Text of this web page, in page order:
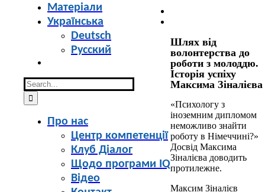
Матеріали
Українська
Deutsch
Русский
Search
for:
Про нас
Центр компетенції
Клуб Діалог
Щодо програми IQ
Відео
Шлях від
волонтерства до
роботи з молоддю.
Історія успіху
Максима Зіналієва
«Психологу з
іноземним дипломом
неможливо знайти
роботу в Німеччині?»
Досвід Максима
Зіналієва доводить
протилежне.
Максим Зіналієв